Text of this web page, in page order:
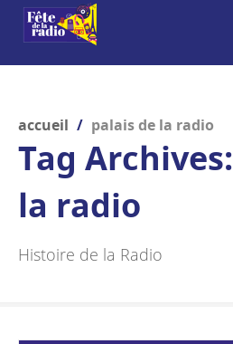
accueil / palais de la radio
Tag Archives:
la radio
Histoire de la Radio